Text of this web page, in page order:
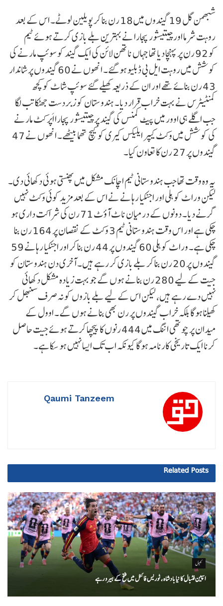
شبھمن گل 19 گیندوں میں 18 رن بنا کر پویلین لوٹے۔ اس کے بعد
روہت شرما اور چیتیشور پجارا نے بہترین بلے بازی کرتے ہوئے ٹیم
کو 92 رن پر پہنچا دیا تھا جہاں ناتھن لائن کی ایک گیند کو سوئپ مارنے کی
کوشش میں روہت ایل بی ڈبلیو ہو گئے۔ انھوں نے 60 گیندوں پر شاندار
43 رن بنائے تھے اور ان کے ذریعہ کھیلے گئے سوئپ شاٹ کو کچھ
کمنٹیٹرس نے بہت خراب قرار دیا۔ ہندوستان کو زبردست جھٹکا تب لگا
جب اگلے ہی اوور میں پیٹ کمنس کی گیند پر چیتیشور پجارا اَپر کٹ مارنے
کی کوشش میں وکٹ کیپر ایلیکس کیری کو کیچ تھما بیٹھے۔ انھوں نے 47
گیندوں پر 27 رن کا تعاون کیا۔
یہ وہ وقت تھا جب ہندوستانی ٹیم اچانک مشکل میں پھنستی ہوئی دکھائی دی۔
لیکن وراٹ کوہلی اور اجنکیا رہانے نے اس کے بعد مزید کوئی وکٹ نہیں
گرنے دیا۔ دونوں کے درمیان ناٹ آؤٹ 71 رن کی شراکت داری ہو
چکی ہے اور اس وقت ہندوستانی ٹیم 3 وکٹ کے نقصان پر 164 رن بنا
چکی ہے۔ وراٹ کوہلی 60 گیندوں پر 44 رن بنا کر اور اجنکیا رہانے 59
گیندوں پر 20 رن بنا کر بلے بازی کر رہے ہیں۔ آخری دن ہندوستان کو
جیت کے لیے 280 رن بنانے ہوں گے جو بہت زیادہ مشکل دکھائی
نہیں دے رہے ہیں، لیکن اس کے لیے بلے بازوں کو نہ صرف سنبھل کر
کھیلنا ہوگا بلکہ خراب گیندوں پر رن بھی بنانے ہوں گے۔ اوول کے
میدان پر چوتھی اننگ میں 444 رنوں کا پیچھا کرتے ہوئے جیت حاصل
کرنا ایک تاریخی کارنامہ ہوگا کیونکہ اب تک ایسا نہیں ہو سکا ہے۔
Qaumi Tanzeem
Related Posts
کھیل
اسپین فٹبال کا نیا بادشاہ ، ٹوریس فائنل میں فتح کے ہیرو رہے